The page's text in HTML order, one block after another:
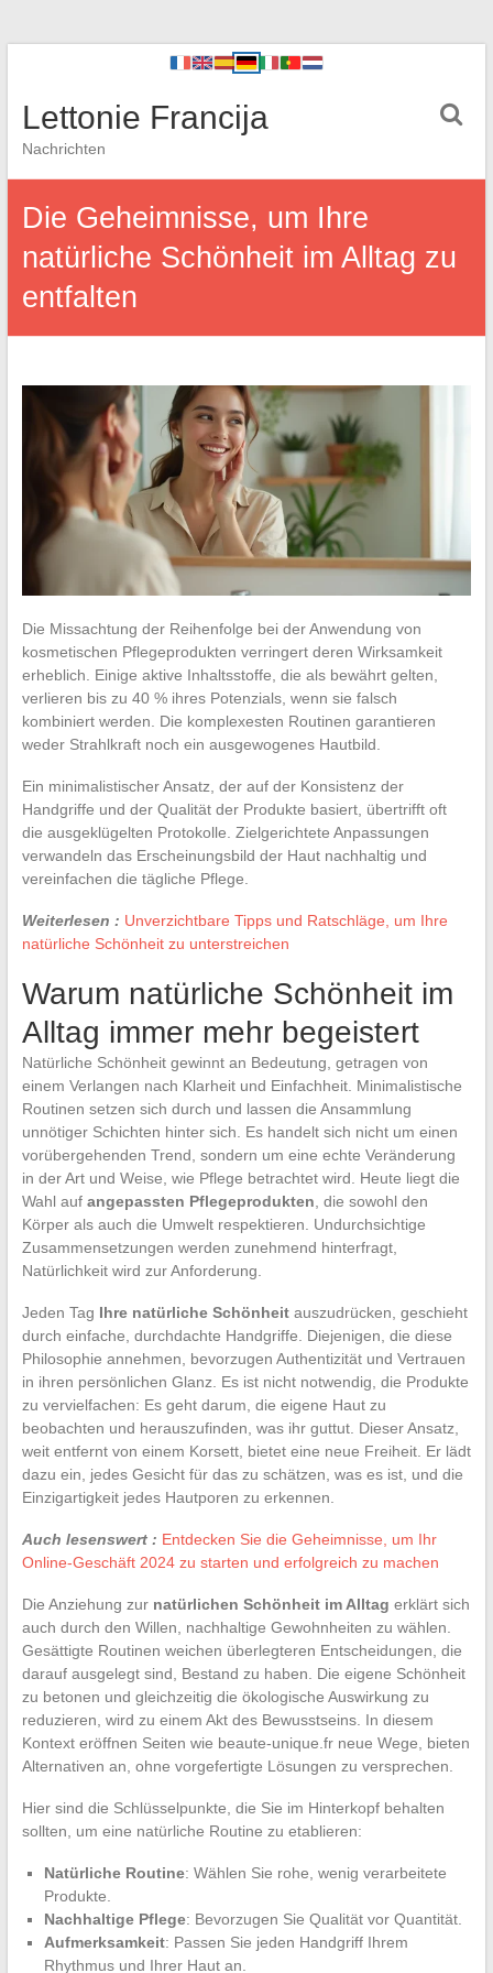
Lettonie Francija
Nachrichten
Die Geheimnisse, um Ihre
natürliche Schönheit im Alltag zu
entfalten
Die Missachtung der Reihenfolge bei der Anwendung von
kosmetischen Pflegeprodukten verringert deren Wirksamkeit
erheblich. Einige aktive Inhaltsstoffe, die als bewährt gelten,
verlieren bis zu 40 % ihres Potenzials, wenn sie falsch
kombiniert werden. Die komplexesten Routinen garantieren
weder Strahlkraft noch ein ausgewogenes Hautbild.
Ein minimalistischer Ansatz, der auf der Konsistenz der
Handgriffe und der Qualität der Produkte basiert, übertrifft oft
die ausgeklügelten Protokolle. Zielgerichtete Anpassungen
verwandeln das Erscheinungsbild der Haut nachhaltig und
vereinfachen die tägliche Pflege.
Weiterlesen : Unverzichtbare Tipps und Ratschläge, um Ihre
natürliche Schönheit zu unterstreichen
Warum natürliche Schönheit im
Alltag immer mehr begeistert
Natürliche Schönheit gewinnt an Bedeutung, getragen von
einem Verlangen nach Klarheit und Einfachheit. Minimalistische
Routinen setzen sich durch und lassen die Ansammlung
unnötiger Schichten hinter sich. Es handelt sich nicht um einen
vorübergehenden Trend, sondern um eine echte Veränderung
in der Art und Weise, wie Pflege betrachtet wird. Heute liegt die
Wahl auf angepassten Pflegeprodukten , die sowohl den
Körper als auch die Umwelt respektieren. Undurchsichtige
Zusammensetzungen werden zunehmend hinterfragt,
Natürlichkeit wird zur Anforderung.
Jeden Tag Ihre natürliche Schönheitauszudrücken, geschieht
durch einfache, durchdachte Handgriffe. Diejenigen, die diese
Philosophie annehmen, bevorzugen Authentizität und Vertrauen
in ihren persönlichen Glanz. Es ist nicht notwendig, die Produkte
zu vervielfachen: Es geht darum, die eigene Haut zu
beobachten und herauszufinden, was ihr guttut. Dieser Ansatz,
weit entfernt von einem Korsett, bietet eine neue Freiheit. Er lädt
dazu ein, jedes Gesicht für das zu schätzen, was es ist, und die
Einzigartigkeit jedes Hautporen zu erkennen.
Auch lesenswert : Entdecken Sie die Geheimnisse, um Ihr
Online-Geschäft 2024 zu starten und erfolgreich zu machen
Die Anziehung zur natürlichen Schönheit im Alltag erklärt sich
auch durch den Willen, nachhaltige Gewohnheiten zu wählen.
Gesättigte Routinen weichen überlegteren Entscheidungen, die
darauf ausgelegt sind, Bestand zu haben. Die eigene Schönheit
zu betonen und gleichzeitig die ökologische Auswirkung zu
reduzieren, wird zu einem Akt des Bewusstseins. In diesem
Kontext eröffnen Seiten wie beaute-unique.fr neue Wege, bieten
Alternativen an, ohne vorgefertigte Lösungen zu versprechen.
Hier sind die Schlüsselpunkte, die Sie im Hinterkopf behalten
sollten, um eine natürliche Routine zu etablieren:
Natürliche Routine: Wählen Sie rohe, wenig verarbeitete
Produkte.
Nachhaltige Pflege: Bevorzugen Sie Qualität vor Quantität.
Aufmerksamkeit: Passen Sie jeden Handgriff Ihrem
Rhythmus und Ihrer Haut an.